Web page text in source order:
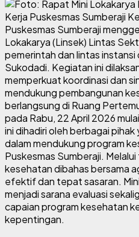
Puskesmas Sumberaji
Lokakarya (Linsek) Lintas
pemerintah dan lintas
Sukodadi. Kegiatan ini
memperkuat koordinasi dan
mendukung pembangunan
berlangsung di Ruang
pada Rabu, 22 April 2026
ini dihadiri oleh berbagai
dalam mendukung program
Puskesmas Sumberaji.
kesehatan dibahas bersama
efektif dan tepat sasaran.
menjadi sarana evaluasi
capaian program kesehatan
kepentingan.